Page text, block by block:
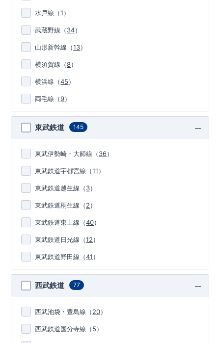
水戸線 （1）
武蔵野線 （34）
山形新幹線 （13）
横須賀線 （8）
横浜線 （45）
両毛線 （9）
東武鉄道 145
東武伊勢崎・大師線 （36）
東武鉄道宇都宮線 （11）
東武鉄道越生線 （3）
東武鉄道桐生線 （2）
東武鉄道東上線 （40）
東武鉄道日光線 （12）
東武鉄道野田線 （41）
西武鉄道 77
西武池袋・豊島線 （20）
西武鉄道国分寺線 （5）